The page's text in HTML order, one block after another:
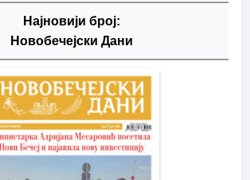
Најновији број:
Новобечејски Дани